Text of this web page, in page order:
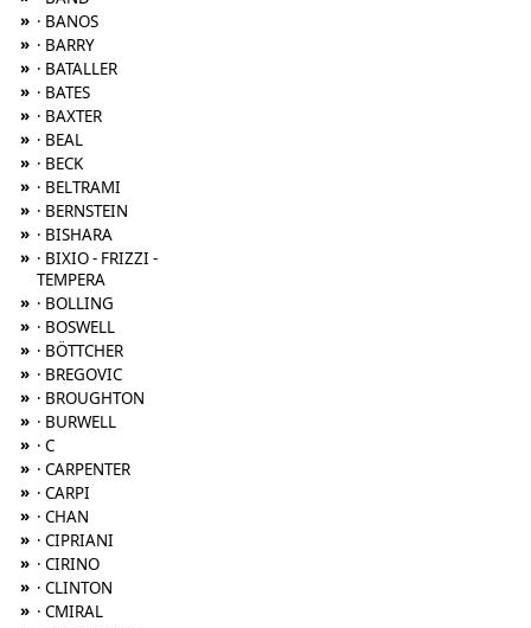
» · BANOS
» · BARRY
» · BATALLER
» · BATES
» · BAXTER
» · BEAL
» · BECK
» · BELTRAMI
» · BERNSTEIN
» · BISHARA
» · BIXIO - FRIZZI -
TEMPERA
» · BOLLING
» · BOSWELL
» · BÖTTCHER
» · BREGOVIC
» · BROUGHTON
» · BURWELL
» · C
» · CARPENTER
» · CARPI
» · CHAN
» · CIPRIANI
» · CIRINO
» · CLINTON
» · CMIRAL